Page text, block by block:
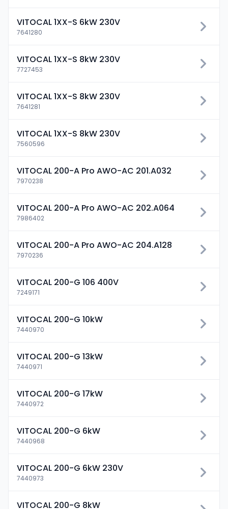
VITOCAL 1XX-S 6kW 230V
7641280
VITOCAL 1XX-S 8kW 230V
7727453
VITOCAL 1XX-S 8kW 230V
7641281
VITOCAL 1XX-S 8kW 230V
7560596
VITOCAL 200-A Pro AWO-AC 201.A032
7970238
VITOCAL 200-A Pro AWO-AC 202.A064
7986402
VITOCAL 200-A Pro AWO-AC 204.A128
7970236
VITOCAL 200-G 106 400V
7249171
VITOCAL 200-G 10kW
7440970
VITOCAL 200-G 13kW
7440971
VITOCAL 200-G 17kW
7440972
VITOCAL 200-G 6kW
7440968
VITOCAL 200-G 6kW 230V
7440973
VITOCAL 200-G 8kW